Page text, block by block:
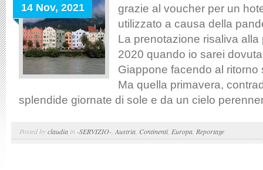
14 Nov, 2021
grazie al voucher per un
utilizzato a causa della
La prenotazione risaliva alla
2020 quando io sarei
Giappone facendo al ritorno
Ma quella primavera,
splendide giornate di sole e da un cielo
Posted byclaudia in -SERVIZIO- Austria Continenti, Europa Reportage